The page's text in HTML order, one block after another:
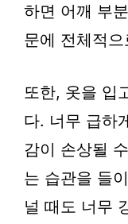
하면 어깨 부
문에 전체적
또한, 옷을 입
다. 너무 급하
감이 손상될
는 습관을 들
널 때도 너무